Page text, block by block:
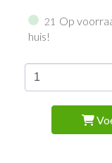
21 Op
huis!